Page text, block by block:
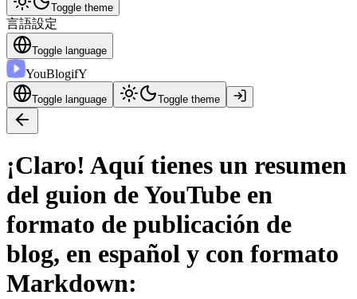
Toggle theme
言語設定
Toggle language
YouBlogifY
Toggle language Toggle theme
¡Claro! Aquí tienes un resumen
del guion de YouTube en
formato de publicación de
blog, en español y con formato
Markdown: